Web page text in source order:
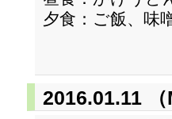
夕食：ご飯、味
2016.01.11 （